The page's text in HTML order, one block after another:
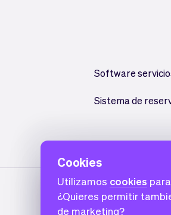
Software
Sistema de
Cookies
Utilizamos cookies
¿Quieres permitir
de marketing?